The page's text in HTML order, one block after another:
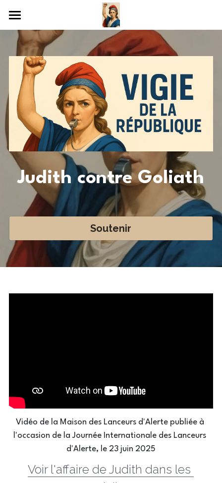
Accueil
Dans les médias
Contact
Judith contre Goliath
Soutenir
Vidéo de la Maison des Lanceurs d'Alerte publiée à
l'occasion de la Journée Internationale des Lanceurs
d'Alerte, le 23 juin 2025
Voir l'affaire de Judith dans les